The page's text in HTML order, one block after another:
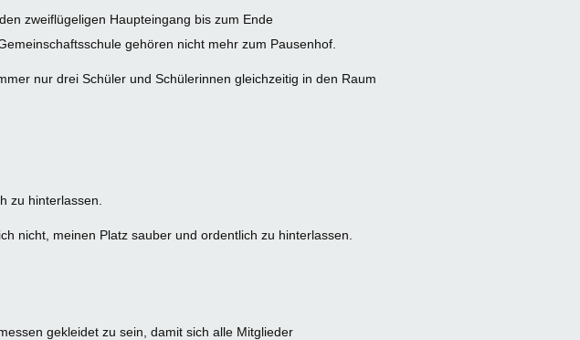
zweiflügeligen Haupteingang bis zum Ende
gehören nicht mehr zum Pausenhof.
nur drei Schüler und Schülerinnen gleichzeitig in den Raum
zu hinterlassen.
nicht, meinen Platz sauber und ordentlich zu hinterlassen.
gekleidet zu sein, damit sich alle Mitglieder